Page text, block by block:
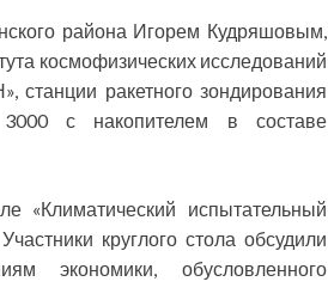
района Игорем Кудряшовым,
космофизических исследований
ракетного зондирования
с накопителем в составе
«Климатический испытательный
круглого стола обсудили
экономики, обусловленного